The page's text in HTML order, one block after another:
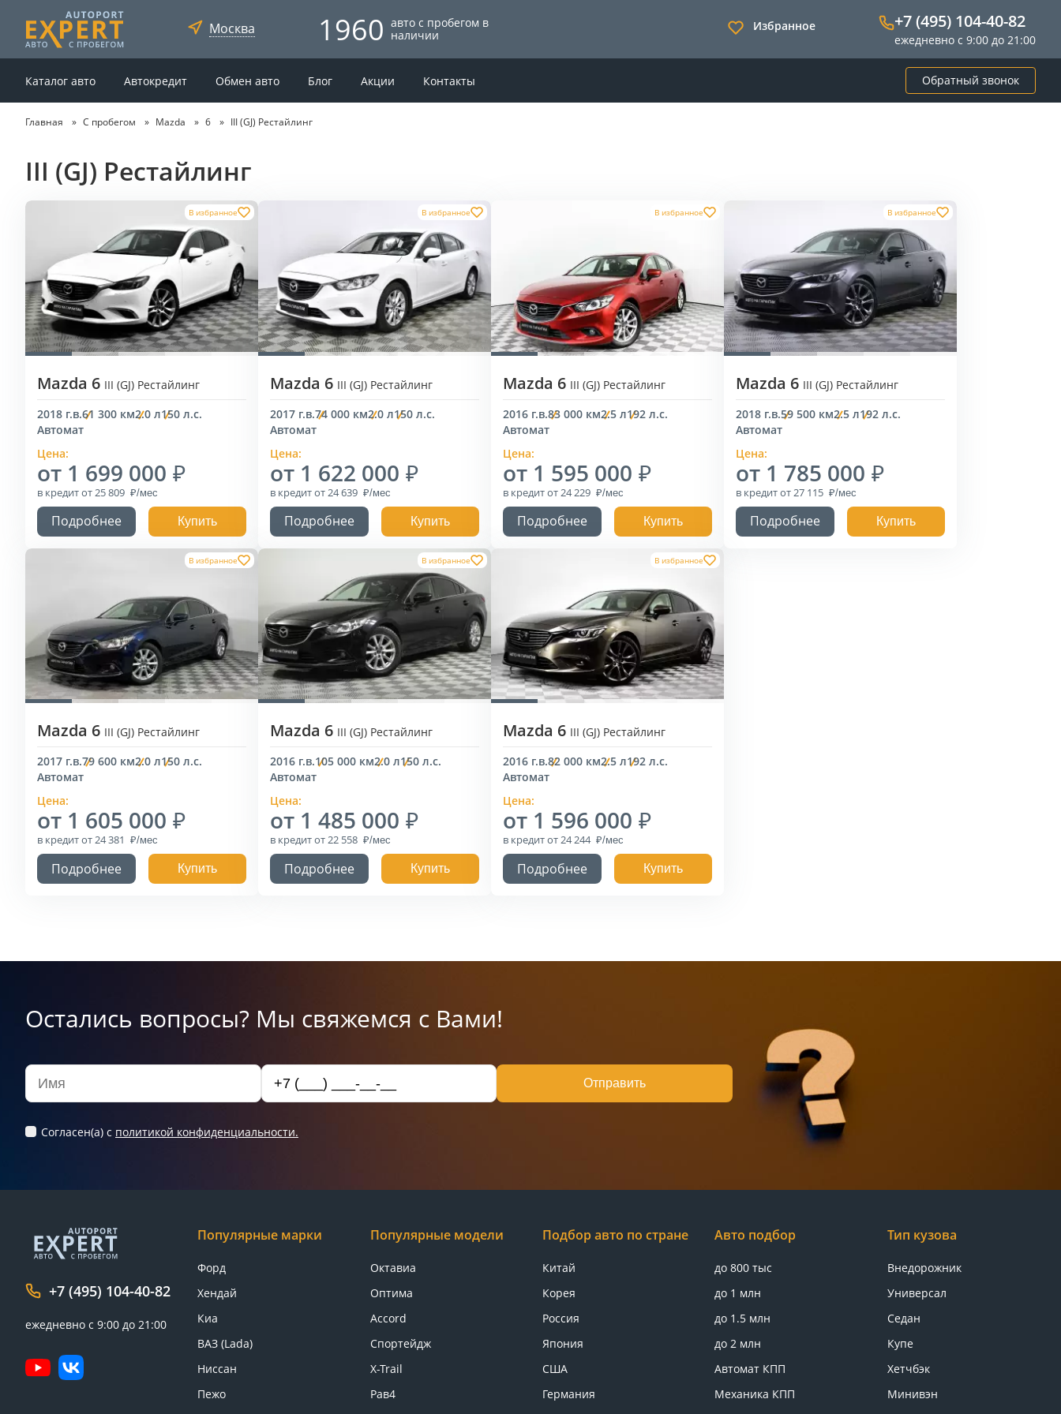
Москва 1960 авто с пробегом в
наличии
Избранное +7 (495) 104-40-82
ежедневно с 9:00 до 21:00
Каталог авто Автокредит Обмен авто Блог Акции Контакты Обратный звонок
Главная С пробегом Mazda 6 III (GJ) Рестайлинг
III (GJ) Рестайлинг
В избранное
Mazda 6 III (GJ) Рестайлинг
2018 г.в.61 300 км2.0 л150 л.с.
Автомат
Цена:
от 1 699 000
в кредитот 25 809
Подробнее Купить
В избранное
Mazda 6 III (GJ) Рестайлинг
2017 г.в.74 000 км2.0 л150 л.с.
Автомат
Цена:
от 1 622 000
в кредитот 24 639
Подробнее Купить
В избранное
Mazda 6 III (GJ) Рестайлинг
2016 г.в.83 000 км2.5 л192 л.с.
Автомат
Цена:
от 1 595 000
в кредитот 24 229
Подробнее Купить
В избранное
Mazda 6 III (GJ) Рестайлинг
2018 г.в.59 500 км2.5 л192 л.с.
Автомат
Цена:
от 1 785 000
в кредитот 27 115
Подробнее Купить
В избранное
Mazda 6 III (GJ) Рестайлинг
2017 г.в.79 600 км2.0 л150 л.с.
Автомат
Цена:
от 1 605 000
в кредитот 24 381
Подробнее Купить
В избранное
Mazda 6 III (GJ) Рестайлинг
2016 г.в.105 000 км2.0 л150 л.с.
Автомат
Цена:
от 1 485 000
в кредитот 22 558
Подробнее Купить
В избранное
Mazda 6 III (GJ) Рестайлинг
2016 г.в.82 000 км2.5 л192 л.с.
Автомат
Цена:
от 1 596 000
в кредитот 24 244
Подробнее Купить
Остались вопросы? Мы свяжемся с Вами!
Отправить
Согласен(а) c политикой конфиденциальности.
+7 (495) 104-40-82
ежедневно с 9:00 до 21:00
Популярные марки
Форд
Хендай
Киа
ВАЗ (Lada)
Ниссан
Пежо
Популярные модели
Октавиа
Оптима
Accord
Спортейдж
X-Trail
Рав4
Подбор авто по стране
Китай
Корея
Россия
Япония
США
Германия
Авто подбор
до 800 тыс
до 1 млн
до 1.5 млн
до 2 млн
Автомат КПП
Механика КПП
Тип кузова
Внедорожник
Универсал
Седан
Купе
Хетчбэк
Минивэн